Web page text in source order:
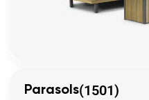
Parasols(1501)